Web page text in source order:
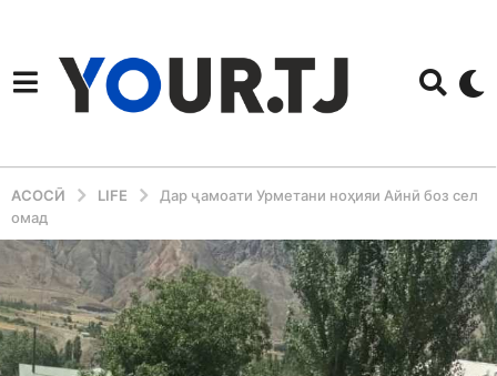
АСОСӢ LIFE
Дар ҷамоати Урметани ноҳияи Айнӣ боз сел
омад